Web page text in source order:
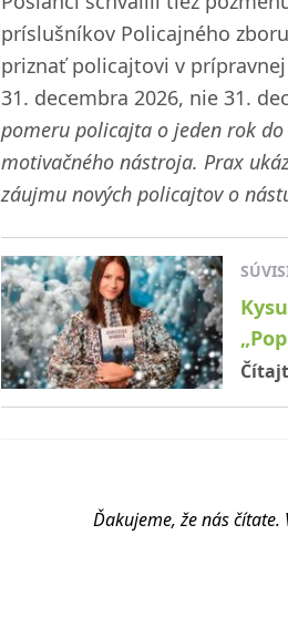
príslušníkov Policajného
priznať policajtovi v
31. decembra 2026, nie 31.
pomeru policajta o jeden rok
motivačného nástroja. Prax
záujmu nových policajtov o
Ďakujeme, že nás